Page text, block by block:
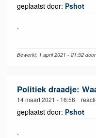
geplaatst door: Pshot
.
Bewerkt: 1 april 2021 - 21:52
Politiek draadje:
14 maart 2021 - 16:56
geplaatst door: Pshot
.